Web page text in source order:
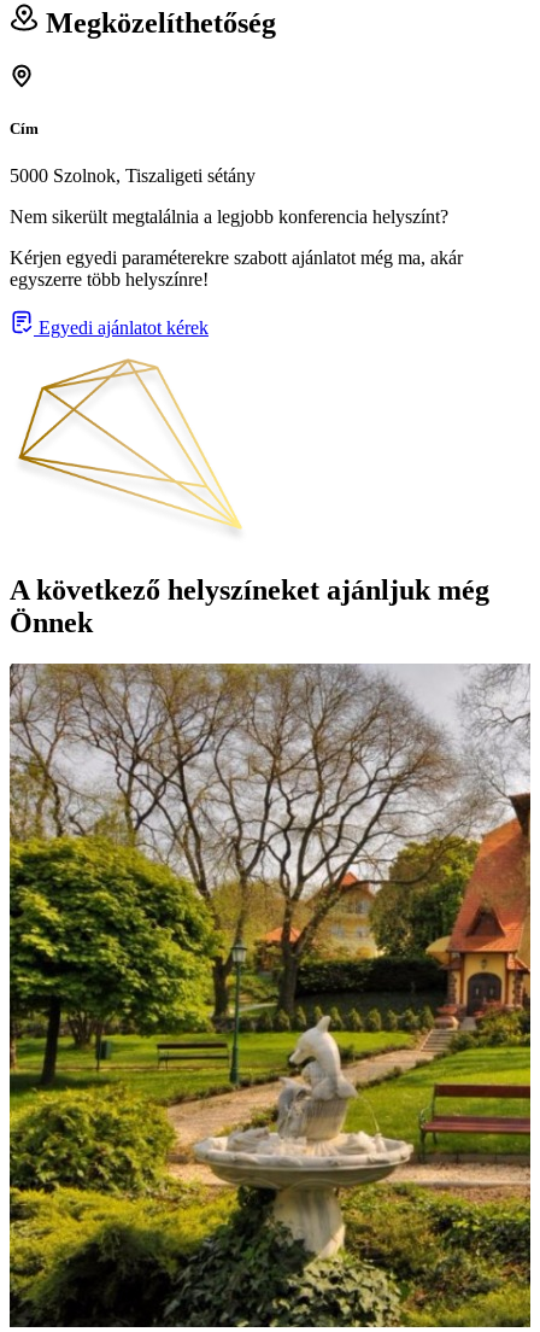
Megközelíthetőség
Cím
5000 Szolnok, Tiszaligeti sétány
Nem sikerült megtalálnia a legjobb konferencia helyszínt?
Kérjen egyedi paraméterekre szabott ajánlatot még ma, akár
egyszerre több helyszínre!
Egyedi ajánlatot kérek
A következő helyszíneket ajánljuk még
Önnek